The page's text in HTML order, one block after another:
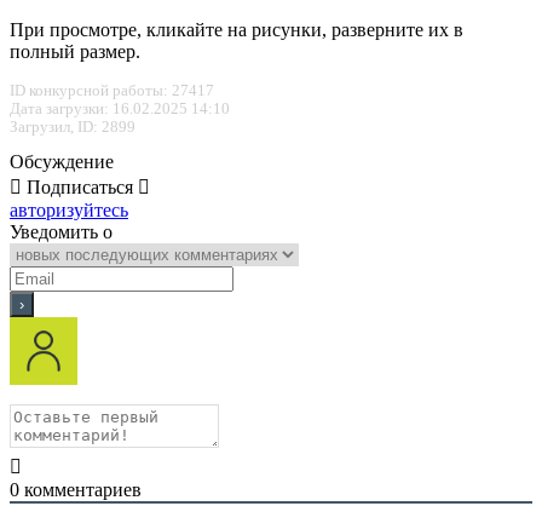
При просмотре, кликайте на рисунки, разверните их в
полный размер.
ID конкурсной работы: 27417
Дата загрузки: 16.02.2025 14:10
Загрузил, ID: 2899
Обсуждение
Подписаться
авторизуйтесь
Уведомить о
0 комментариев